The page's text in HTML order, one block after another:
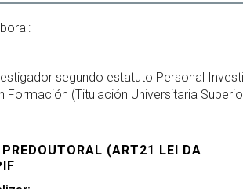
segundo estatuto Personal
Formación (Titulación Universitaria
(ART21 LEI DA